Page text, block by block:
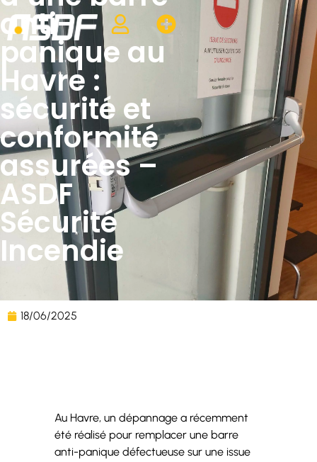
anti-
panique au
Havre :
sécurité et
conformité
assurées –
ASDF
Sécurité
Incendie
18/06/2025
Au Havre, un dépannage a récemment
été réalisé pour remplacer une barre
anti-panique défectueuse sur une issue